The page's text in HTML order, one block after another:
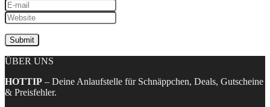
ÜBER UNS
HOTTIP – Deine Anlaufstelle für Schnäppchen, Deals, Gutscheine
& Preisfehler.